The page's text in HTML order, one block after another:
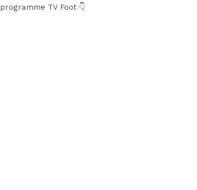
programme TV Foot 👇